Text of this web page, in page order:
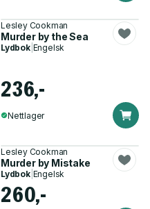
Lesley Cookman
Murder by the Sea
Lydbok| Engelsk
236,-
Nettlager
Lesley Cookman
Murder by Mistake
Lydbok| Engelsk
260,-